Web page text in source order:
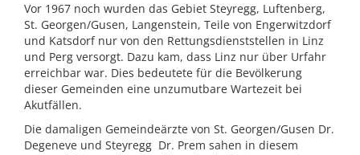
Vor 1967 noch wurden das Gebiet Steyregg, Luftenberg,
St. Georgen/Gusen, Langenstein, Teile von Engerwitzdorf
und Katsdorf nur von den Rettungsdienststellen in Linz
und Perg versorgt. Dazu kam, dass Linz nur über Urfahr
erreichbar war. Dies bedeutete für die Bevölkerung
dieser Gemeinden eine unzumutbare Wartezeit bei
Akutfällen.
Die damaligen Gemeindeärzte von St. Georgen/Gusen Dr.
Degeneve und Steyregg Dr. Prem sahen in diesem